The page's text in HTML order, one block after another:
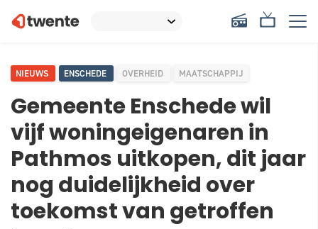
NIEUWS ENSCHEDE OVERHEID MAATSCHAPPIJ
Gemeente Enschede wil
vijf woningeigenaren in
Pathmos uitkopen, dit jaar
nog duidelijkheid over
toekomst van getroffen